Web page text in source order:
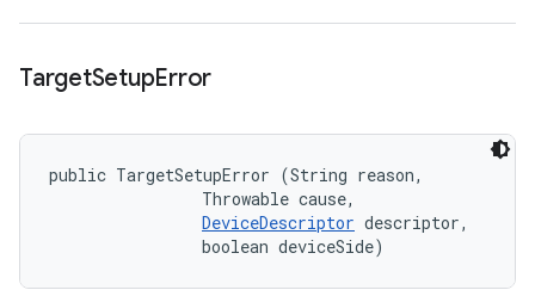
TargetSetupError
public TargetSetupError (String reason,
                Throwable cause,
DeviceDescriptor descriptor,
                boolean deviceSide)